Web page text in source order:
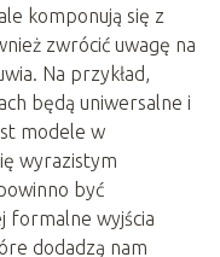
komponują się z
zwrócić uwagę na
Na przykład,
będą uniwersalne i
modele w
wyrazistym
być
formalne wyjścia
dodadzą nam